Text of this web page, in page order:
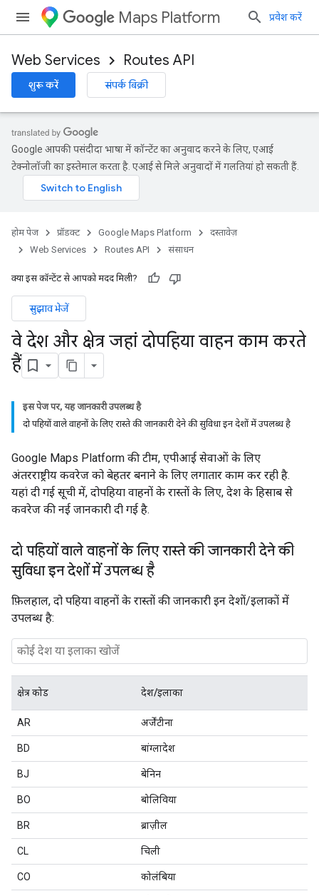
Maps Platform प्रवेश करें
Web Services Routes API
शुरू करें संपर्क बिक्री
Google आपकी पसंदीदा भाषा में कॉन्टेंट का अनुवाद करने के लिए, एआई
टेक्नोलॉजी का इस्तेमाल करता है. एआई से मिले अनुवादों में गलतियां हो सकती हैं.
होम पेज प्रॉडक्ट Google Maps Platform
दस्तावेज़
Web Services
Routes API संसाधन
क्या इस कॉन्टेंट से आपको मदद मिली?
सुझाव भेजें
वे देश और क्षेत्र जहां दोपहिया वाहन काम करते
हैं
इस पेज पर, यह जानकारी उपलब्ध है
दो पहियों वाले वाहनों के लिए रास्ते की जानकारी देने की सुविधा इन देशों में उपलब्ध है
Google Maps Platform की टीम, एपीआई सेवाओं के लिए
अंतरराष्ट्रीय कवरेज को बेहतर बनाने के लिए लगातार काम कर रही है.
यहां दी गई सूची में, दोपहिया वाहनों के रास्तों के लिए, देश के हिसाब से
कवरेज की नई जानकारी दी गई है.
दो पहियों वाले वाहनों के लिए रास्ते की जानकारी देने की
सुविधा इन देशों में उपलब्ध है
फ़िलहाल, दो पहिया वाहनों के रास्तों की जानकारी इन देशों/इलाकों में
उपलब्ध है:
क्षेत्र कोड देश/इलाका
AR अर्जेंटीना
BD बांग्लादेश
BJ बेनिन
BO बोलिविया
BR ब्राज़ील
CL चिली
CO कोलंबिया